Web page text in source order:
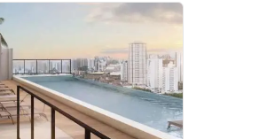
Parcerias
Anunciar
Entrar no